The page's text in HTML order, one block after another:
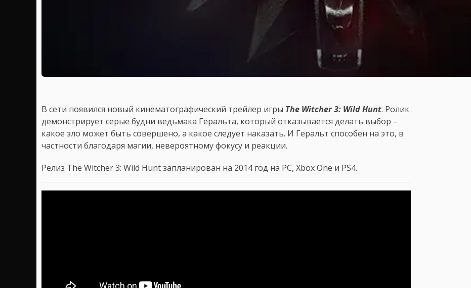
В сети появился новый кинематографический трейлер игры The Witcher 3: Wild Hunt. Ролик
демонстрирует серые будни ведьмака Геральта, который отказывается делать выбор –
какое зло может быть совершено, а какое следует наказать. И Геральт способен на это, в
частности благодаря магии, невероятному фокусу и реакции.
Релиз The Witcher 3: Wild Hunt запланирован на 2014 год на PC, Xbox One и PS4.